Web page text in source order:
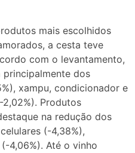
mais escolhidos
a cesta teve
com o levantamento,
principalmente dos
xampu, condicionador e
Produtos
na redução dos
(-4,38%),
4,06%). Até o vinho